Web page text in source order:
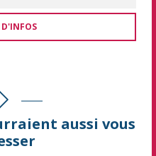
D'INFOS
aussi vous